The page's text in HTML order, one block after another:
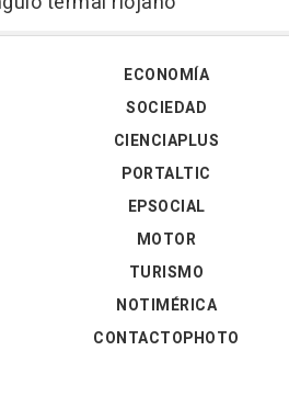
ECONOMÍA
SOCIEDAD
CIENCIAPLUS
PORTALTIC
EPSOCIAL
MOTOR
TURISMO
NOTIMÉRICA
CONTACTOPHOTO